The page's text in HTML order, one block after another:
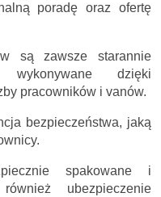
poradę oraz ofertę
są zawsze starannie
dzięki
pracowników i vanów.
bezpieczeństwa, jaką
spakowane i
ubezpieczenie